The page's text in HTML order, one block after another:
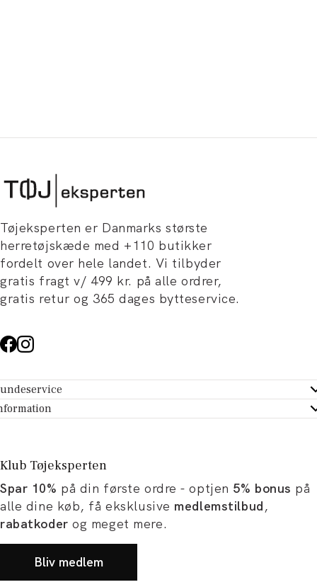
Tøjeksperten er Danmarks største
herretøjskæde med +110 butikker
fordelt over hele landet. Vi tilbyder
gratis fragt v/ 499 kr. på alle ordrer,
gratis retur og 365 dages bytteservice.
- Hjælpecenter
dit køb
Tøjeksperten
og artikler
og karriere
Klub Tøjeksperten
Spar 10% på din første ordre - optjen 5% bonus på
alle dine køb, få eksklusive medlemstilbud,
rabatkoder og meget mere.
Bliv medlem